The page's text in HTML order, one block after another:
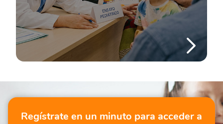
Regístrate en un minuto para acceder a